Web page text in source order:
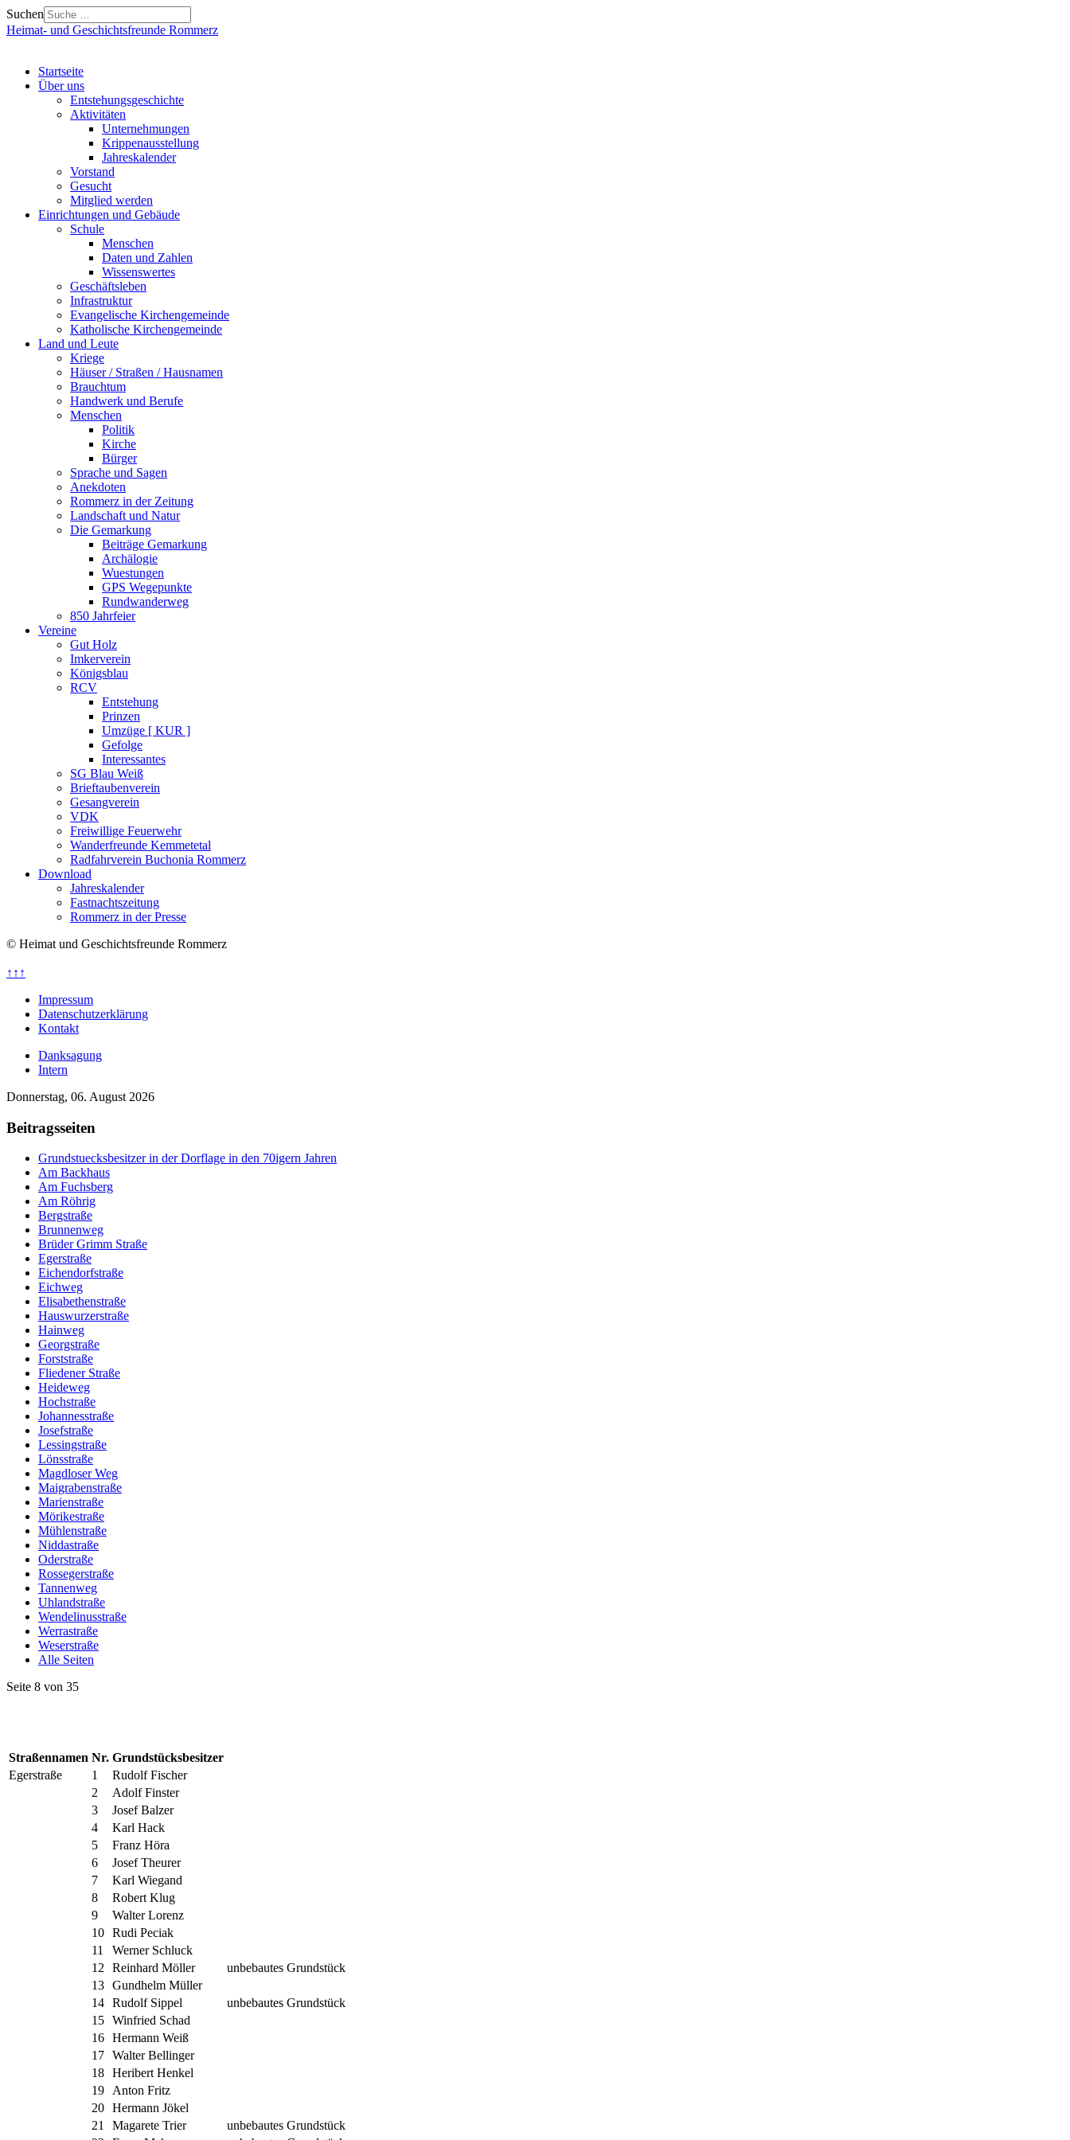
Suchen
Heimat- und Geschichtsfreunde Rommerz
Startseite
Über uns
Entstehungsgeschichte
Aktivitäten
Unternehmungen
Krippenausstellung
Jahreskalender
Vorstand
Gesucht
Mitglied werden
Einrichtungen und Gebäude
Schule
Menschen
Daten und Zahlen
Wissenswertes
Geschäftsleben
Infrastruktur
Evangelische Kirchengemeinde
Katholische Kirchengemeinde
Land und Leute
Kriege
Häuser / Straßen / Hausnamen
Brauchtum
Handwerk und Berufe
Menschen
Politik
Kirche
Bürger
Sprache und Sagen
Anekdoten
Rommerz in der Zeitung
Landschaft und Natur
Die Gemarkung
Beiträge Gemarkung
Archälogie
Wuestungen
GPS Wegepunkte
Rundwanderweg
850 Jahrfeier
Vereine
Gut Holz
Imkerverein
Königsblau
RCV
Entstehung
Prinzen
Umzüge [ KUR ]
Gefolge
Interessantes
SG Blau Weiß
Brieftaubenverein
Gesangverein
VDK
Freiwillige Feuerwehr
Wanderfreunde Kemmetetal
Radfahrverein Buchonia Rommerz
Download
Jahreskalender
Fastnachtszeitung
Rommerz in der Presse
© Heimat und Geschichtsfreunde Rommerz
↑↑↑
Impressum
Datenschutzerklärung
Kontakt
Danksagung
Intern
Donnerstag, 06. August 2026
Beitragsseiten
Grundstuecksbesitzer in der Dorflage in den 70igern Jahren
Am Backhaus
Am Fuchsberg
Am Röhrig
Bergstraße
Brunnenweg
Brüder Grimm Straße
Egerstraße
Eichendorfstraße
Eichweg
Elisabethenstraße
Hauswurzerstraße
Hainweg
Georgstraße
Forststraße
Fliedener Straße
Heideweg
Hochstraße
Johannesstraße
Josefstraße
Lessingstraße
Lönsstraße
Magdloser Weg
Maigrabenstraße
Marienstraße
Mörikestraße
Mühlenstraße
Niddastraße
Oderstraße
Rossegerstraße
Tannenweg
Uhlandstraße
Wendelinusstraße
Werrastraße
Weserstraße
Alle Seiten
Seite 8 von 35
Straßennamen Nr. Grundstücksbesitzer
Egerstraße
1
Rudolf Fischer
2
Adolf Finster
3
Josef Balzer
4
Karl Hack
5
Franz Höra
6
Josef Theurer
7
Karl Wiegand
8
Robert Klug
9
Walter Lorenz
10 Rudi Peciak
11
Werner Schluck
12 Reinhard Möller
unbebautes Grundstück
13 Gundhelm Müller
14 Rudolf Sippel
unbebautes Grundstück
15 Winfried Schad
16 Hermann Weiß
17 Walter Bellinger
18 Heribert Henkel
19 Anton Fritz
20 Hermann Jökel
21
Magarete Trier
unbebautes Grundstück